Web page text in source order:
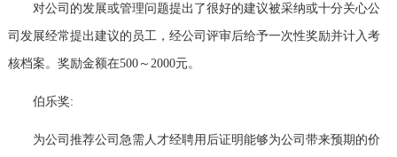
对公司的发展或管理问题提出了很好的建议被采纳或十分关心公
司发展经常提出建议的员工，经公司评审后给予一次性奖励并计入考
核档案。奖励金额在500～ 2000元。
伯乐奖:
为公司推荐公司急需人才经聘用后证明能够为公司带来预期的价